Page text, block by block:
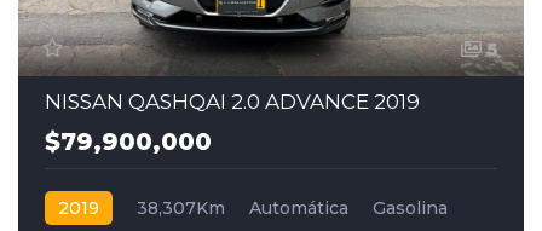
5
NISSAN QASHQAI 2.0 ADVANCE 2019
$79,900,000
2019 38,307Km Automática
Gasolina